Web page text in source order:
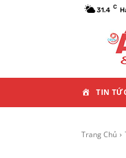
31.4 C
TIN
Trang Chủ